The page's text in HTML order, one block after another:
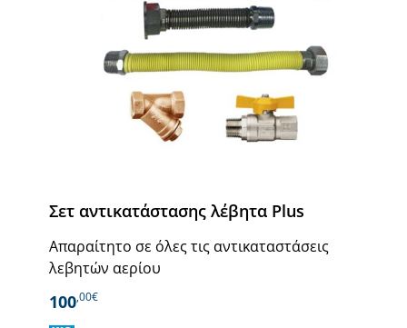
Σετ αντικατάστασης λέβητα Plus
Απαραίτητο σε όλες τις αντικαταστάσεις
λεβητών αερίου
100,00€